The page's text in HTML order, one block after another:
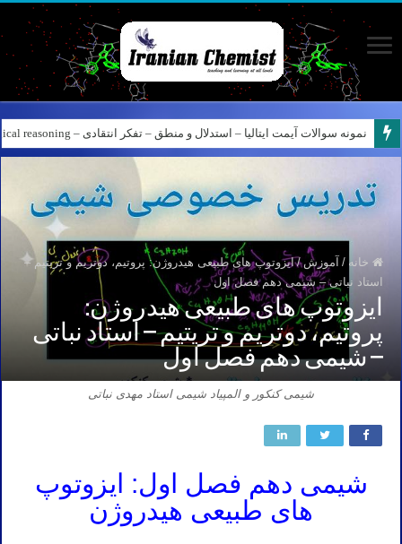
نمونه سوالات آیمت ایتالیا – استدلال و منطق – تفکر انتقادی – Logical reasoning – پارت ۸
کانال آیمت ایتالیا در نرم افزار بله – کانال شیمی آیمت استاد نباتی
خانه / آموزش / ایزوتوپ های طبیعی هیدروژن: پروتیم، دوتریم و تریتیم –
استاد نباتی – شیمی دهم فصل اول
ایزوتوپ های طبیعی هیدروژن:
پروتیم، دوتریم و تریتیم – استاد نباتی
– شیمی دهم فصل اول
شیمی کنکور و المپیاد شیمی استاد مهدی نباتی
شیمی دهم فصل اول: ایزوتوپ
های طبیعی هیدروژن